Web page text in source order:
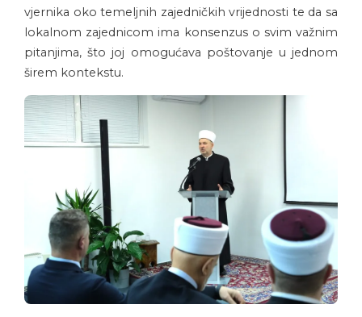
vjernika oko temeljnih zajedničkih vrijednosti te da sa
lokalnom zajednicom ima konsenzus o svim važnim
pitanjima, što joj omogućava poštovanje u jednom
širem kontekstu.